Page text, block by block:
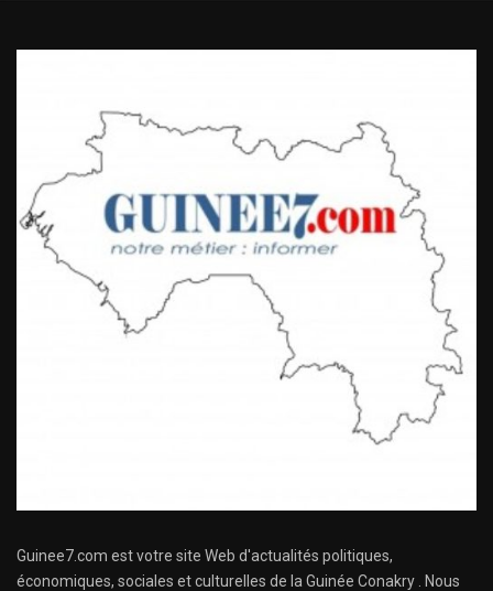
Guinee7.com est votre site Web d'actualités politiques,
économiques, sociales et culturelles de la Guinée Conakry . Nous